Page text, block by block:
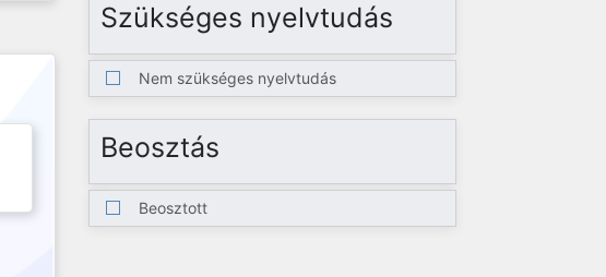
Szükséges nyelvtudás
Nem szükséges nyelvtudás
Beosztás
Beosztott